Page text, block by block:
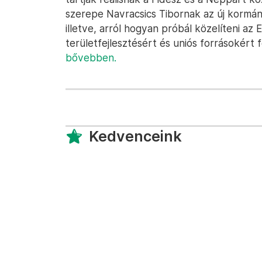
szerepe Navracsics Tibornak az új
illetve, arról hogyan próbál közelíteni az
területfejlesztésért és uniós forrásokért
bővebben.
Kedvenceink